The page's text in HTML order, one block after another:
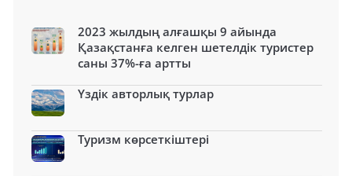
2023 жылдың алғашқы 9 айында
Қазақстанға келген шетелдік туристер
саны 37%-ға артты
Үздік авторлық турлар
Туризм көрсеткіштері